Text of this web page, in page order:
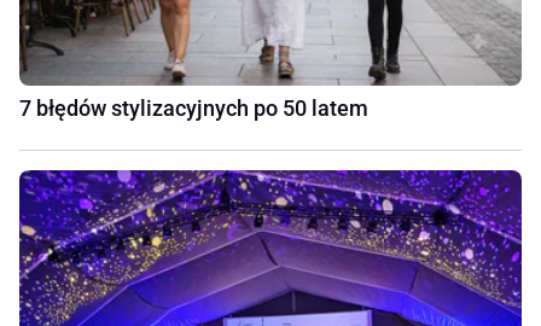
7 błędów stylizacyjnych po 50 latem